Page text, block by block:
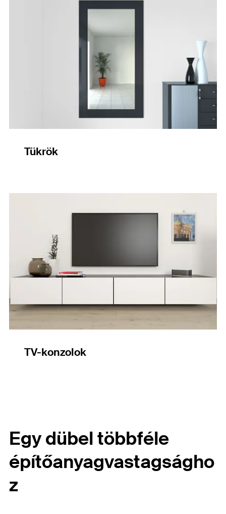
Tükrök
TV-konzolok
Egy dübel többféle
építőanyagvastagságho
z